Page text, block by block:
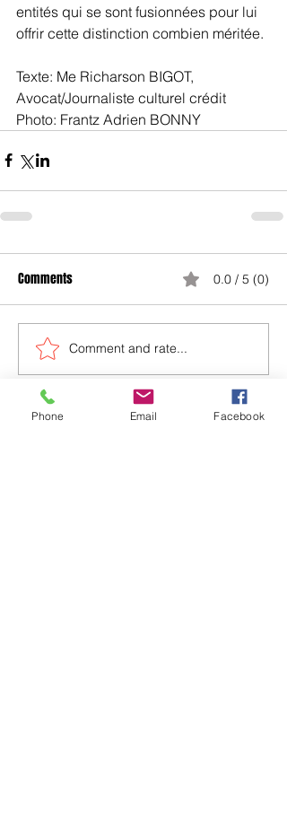
entités qui se sont fusionnées pour lui
offrir cette distinction combien méritée.
Texte: Me Richarson BIGOT,
Avocat/Journaliste culturel crédit
Photo: Frantz Adrien BONNY
Comments 0.0 / 5 (0)
Comment and rate...
Phone Email Facebook